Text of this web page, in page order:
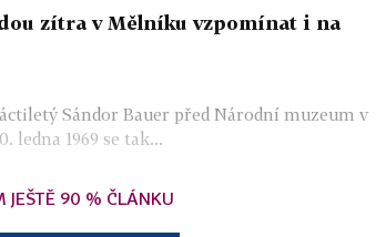
zítra v Mělníku vzpomínat i na
Sándor Bauer před Národní muzeum v
ledna 1969 se tak...
JEŠTĚ 90 % ČLÁNKU